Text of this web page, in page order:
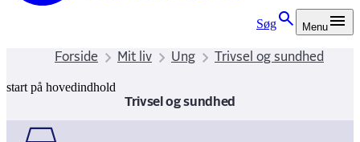
Søg Menu
Forside Mit liv Ung Trivsel og sundhed
start på hovedindhold
Trivsel og sundhedsenest opdateret 24. november